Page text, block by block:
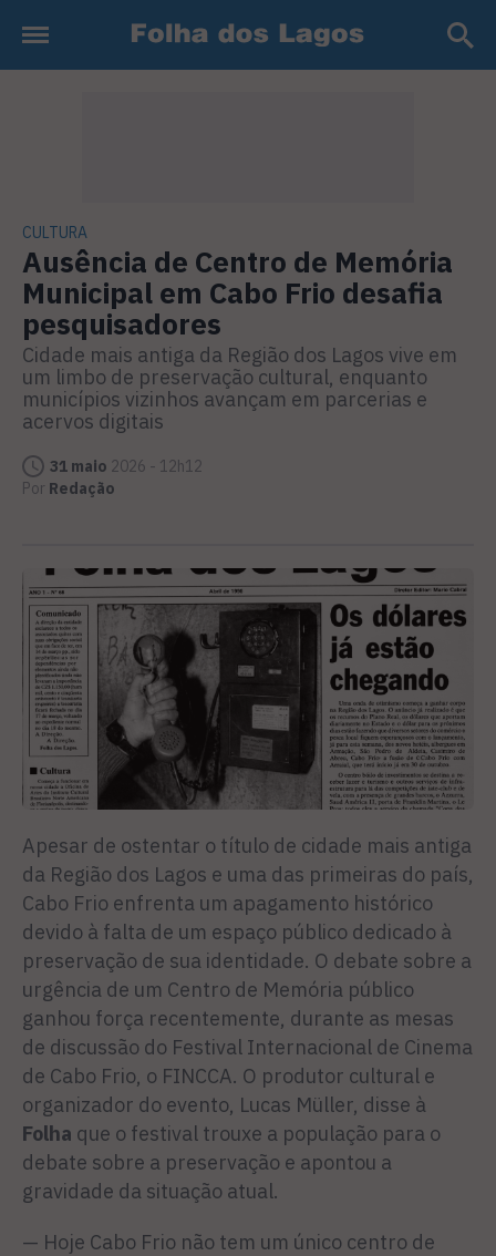
CULTURA
Ausência de Centro de Memória
Municipal em Cabo Frio desafia
pesquisadores
Cidade mais antiga da Região dos Lagos vive em
um limbo de preservação cultural, enquanto
municípios vizinhos avançam em parcerias e
acervos digitais
31 maio 2026 - 12h12
Por Redação
Apesar de ostentar o título de cidade mais antiga
da Região dos Lagos e uma das primeiras do país,
Cabo Frio enfrenta um apagamento histórico
devido à falta de um espaço público dedicado à
preservação de sua identidade. O debate sobre a
urgência de um Centro de Memória público
ganhou força recentemente, durante as mesas
de discussão do Festival Internacional de Cinema
de Cabo Frio, o FINCCA. O produtor cultural e
organizador do evento, Lucas Müller, disse à
Folha que o festival trouxe a população para o
debate sobre a preservação e apontou a
gravidade da situação atual.
— Hoje Cabo Frio não tem um único centro de